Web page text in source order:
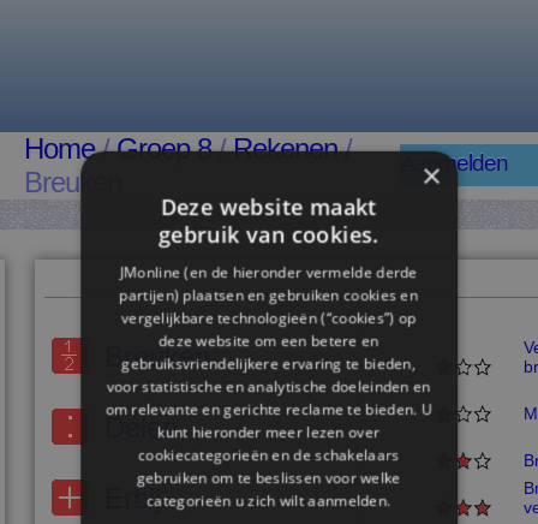
Home/Groep 8/Rekenen/
Breuken
Aanmelden
Breuken
Delen
Erbij
×
Deze website maakt
gebruik van cookies.
JMonline (en de hieronder vermelde derde
partijen) plaatsen en gebruiken cookies en
vergelijkbare technologieën (“cookies”) op
deze website om een ​​betere en
gebruiksvriendelijkere ervaring te bieden,
voor statistische en analytische doeleinden en
om relevante en gerichte reclame te bieden. U
kunt hieronder meer lezen over
cookiecategorieën en de schakelaars
gebruiken om te beslissen voor welke
categorieën u zich wilt aanmelden.